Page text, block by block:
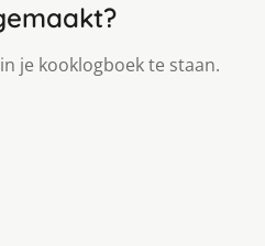
je kooklogboek te staan.